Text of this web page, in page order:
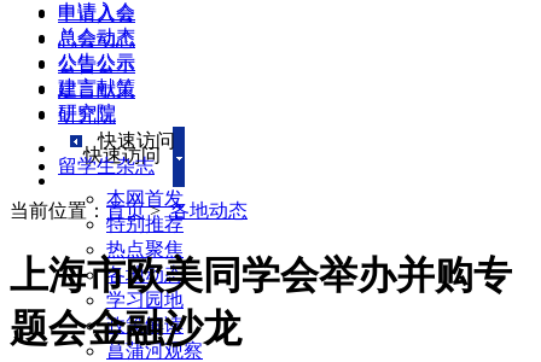
申请入会
总会动态
公告公示
建言献策
研究院
快速访问
本网首发
特别推荐
热点聚焦
各地动态
学习园地
政策解读
菖蒲河观察
申请入会
总会动态
公告公示
建言献策
研究院
快速访问
留学生杂志
当前位置： 首页>各地动态
上海市欧美同学会举办并购专
题会金融沙龙